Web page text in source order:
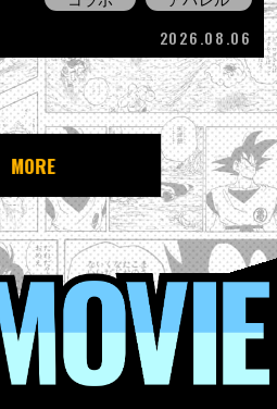
2026.08.06
MORE